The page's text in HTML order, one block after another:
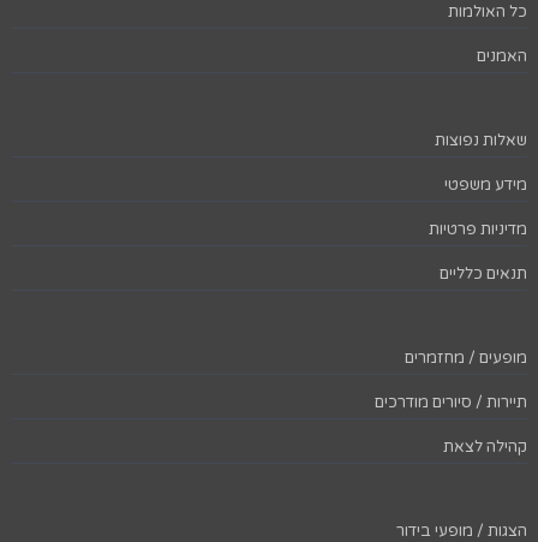
כל האולמות
האמנים
שאלות נפוצות
מידע משפטי
מדיניות פרטיות
תנאים כלליים
מופעים / מחזמרים
תיירות / סיורים מודרכים
קהילה לצאת
הצגות / מופעי בידור